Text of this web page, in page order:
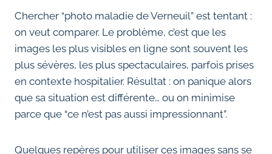
Chercher “photo maladie de Verneuil” est tentant :
on veut comparer. Le problème, c’est que les
images les plus visibles en ligne sont souvent les
plus sévères, les plus spectaculaires, parfois prises
en contexte hospitalier. Résultat : on panique alors
que sa situation est différente… ou on minimise
parce que “ce n’est pas aussi impressionnant”.
Quelques repères pour utiliser ces images sans se